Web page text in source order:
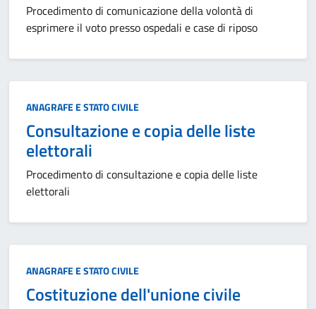
Procedimento di comunicazione della volontà di
esprimere il voto presso ospedali e case di riposo
Categoria:
ANAGRAFE E STATO CIVILE
Consultazione e copia delle liste
elettorali
Procedimento di consultazione e copia delle liste
elettorali
Categoria:
ANAGRAFE E STATO CIVILE
Costituzione dell'unione civile